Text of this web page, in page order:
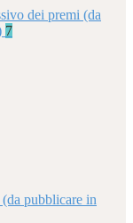
dei premi (da
7
pubblicare in